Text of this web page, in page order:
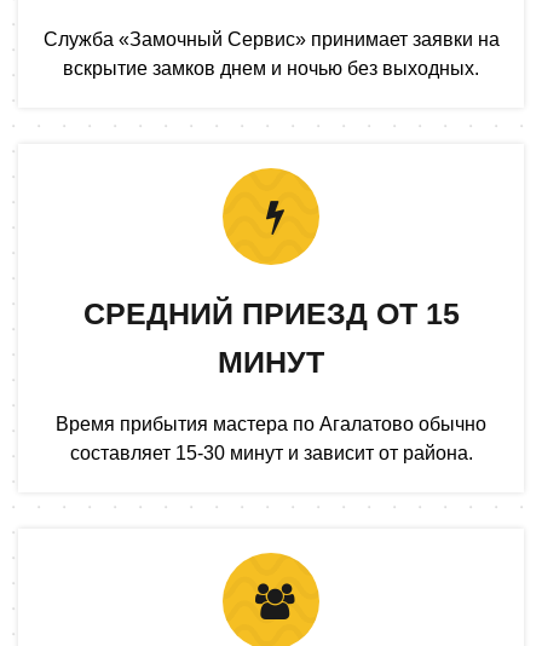
Служба «Замочный Сервис» принимает заявки на
вскрытие замков днем и ночью без выходных.
СРЕДНИЙ ПРИЕЗД ОТ 15
МИНУТ
Время прибытия мастера по Агалатово обычно
составляет 15-30 минут и зависит от района.